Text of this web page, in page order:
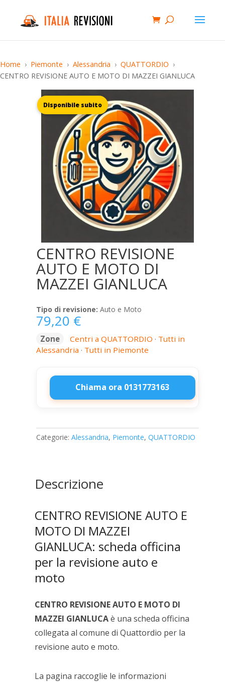
Home Piemonte Alessandria
QUATTORDIO
CENTRO REVISIONE AUTO E MOTO DI MAZZEI GIANLUCA
CENTRO REVISIONE
AUTO E MOTO DI
MAZZEI GIANLUCA
Tipo di revisione: Auto e Moto
79,20 €
Zone Centri a QUATTORDIO · Tutti in
Alessandria · Tutti in Piemonte
Chiama ora 0131773163
CENTRO
AUTO
E
GIANLUCA
Categorie: Alessandria, Piemonte, QUATTORDIO
Descrizione
CENTRO REVISIONE AUTO E
MOTO DI MAZZEI
GIANLUCA: scheda officina
per la revisione auto e
moto
CENTRO REVISIONE AUTO E MOTO DI
MAZZEI GIANLUCAè una scheda officina
collegata al comune di Quattordio per la
revisione auto e moto.
La pagina raccoglie le informazioni